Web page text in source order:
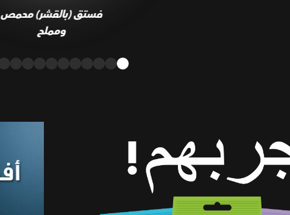
فستق (بالقشر) محمص
ومملح